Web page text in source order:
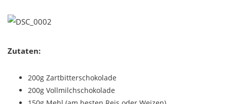
Zutaten:
200g Zartbitterschokolade
200g Vollmilchschokolade